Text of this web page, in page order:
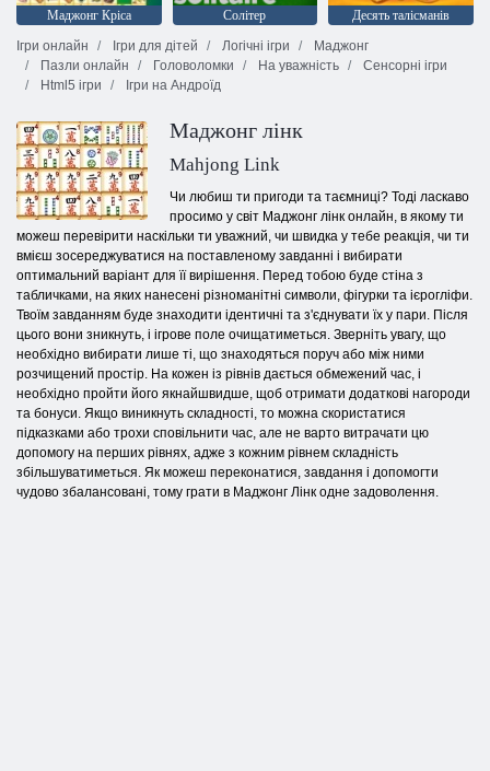
Маджонг Кріса Солітер
Десять талісманів
Ігри онлайн
Ігри для дітей Логічні ігри
Маджонг
Пазли онлайн
Головоломки На уважність
Сенсорні ігри
Html5 ігри
Ігри на Андроїд
Маджонг лінк
Mahjong Link
Чи любиш ти пригоди та таємниці? Тоді ласкаво
просимо у світ Маджонг лінк онлайн, в якому ти
можеш перевірити наскільки ти уважний, чи швидка у тебе реакція, чи ти
вмієш зосереджуватися на поставленому завданні і вибирати
оптимальний варіант для її вирішення. Перед тобою буде стіна з
табличками, на яких нанесені різноманітні символи, фігурки та ієрогліфи.
Твоїм завданням буде знаходити ідентичні та з'єднувати їх у пари. Після
цього вони зникнуть, і ігрове поле очищатиметься. Зверніть увагу, що
необхідно вибирати лише ті, що знаходяться поруч або між ними
розчищений простір. На кожен із рівнів дається обмежений час, і
необхідно пройти його якнайшвидше, щоб отримати додаткові нагороди
та бонуси. Якщо виникнуть складності, то можна скористатися
підказками або трохи сповільнити час, але не варто витрачати цю
допомогу на перших рівнях, адже з кожним рівнем складність
збільшуватиметься. Як можеш переконатися, завдання і допомогти
чудово збалансовані, тому грати в Маджонг Лінк одне задоволення.